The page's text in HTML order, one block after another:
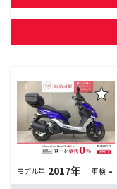
モデル年 2017年 車検 -